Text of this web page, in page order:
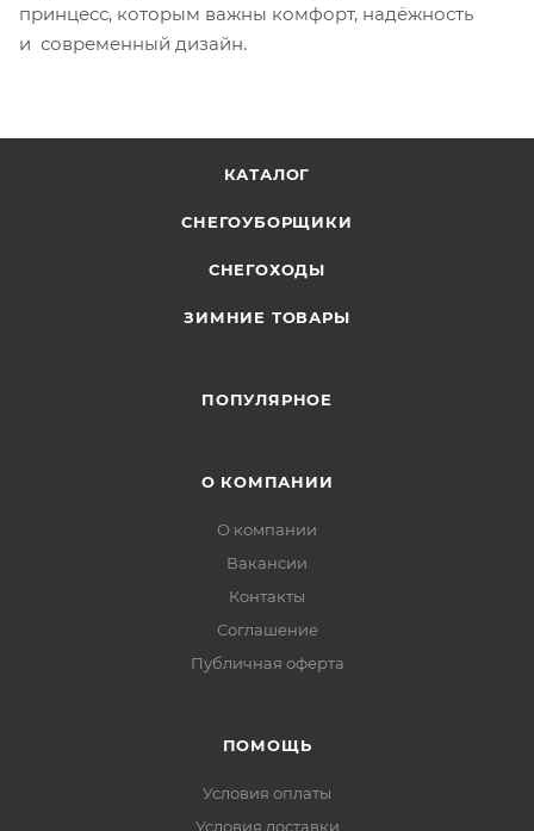
принцесс, которым важны комфорт, надёжность
и современный дизайн.
КАТАЛОГ
СНЕГОУБОРЩИКИ
СНЕГОХОДЫ
ЗИМНИЕ ТОВАРЫ
ПОПУЛЯРНОЕ
О КОМПАНИИ
О компании
Вакансии
Контакты
Соглашение
Публичная оферта
ПОМОЩЬ
Условия оплаты
Условия доставки